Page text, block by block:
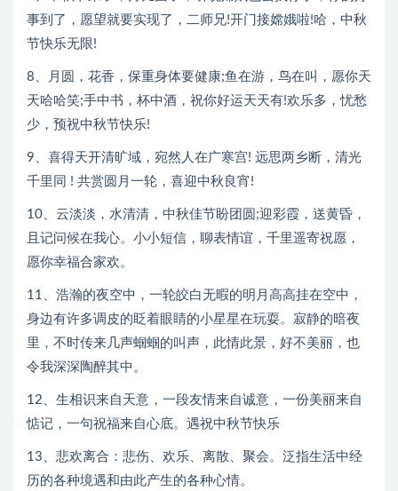
事到了，愿望就要实现了，二师兄!开门接嫦娥啦!哈，中秋
节快乐无限!
8、月圆，花香，保重身体要健康;鱼在游，鸟在叫，愿你天
天哈哈笑;手中书，杯中酒，祝你好运天天有!欢乐多，忧愁
少，预祝中秋节快乐!
9、喜得天开清旷域，宛然人在广寒宫! 远思两乡断，清光
千里同 ! 共赏圆月一轮，喜迎中秋良宵!
10、云淡淡，水清清，中秋佳节盼团圆;迎彩霞，送黄昏，
且记问候在我心。小小短信，聊表情谊，千里遥寄祝愿，
愿你幸福合家欢。
11、浩瀚的夜空中，一轮皎白无暇的明月高高挂在空中，
身边有许多调皮的眨着眼睛的小星星在玩耍。寂静的暗夜
里，不时传来几声蝈蝈的叫声，此情此景，好不美丽，也
令我深深陶醉其中。
12、生相识来自天意，一段友情来自诚意，一份美丽来自
惦记，一句祝福来自心底。遇祝中秋节快乐
13、悲欢离合：悲伤、欢乐、离散、聚会。泛指生活中经
历的各种境遇和由此产生的各种心情。